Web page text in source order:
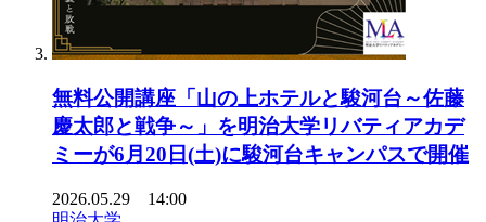
無料公開講座「山の上ホテルと駿河台～佐藤
慶太郎と戦争～」を明治大学リバティアカデ
ミーが6月20日(土)に駿河台キャンパスで開催
2026.05.29 14:00